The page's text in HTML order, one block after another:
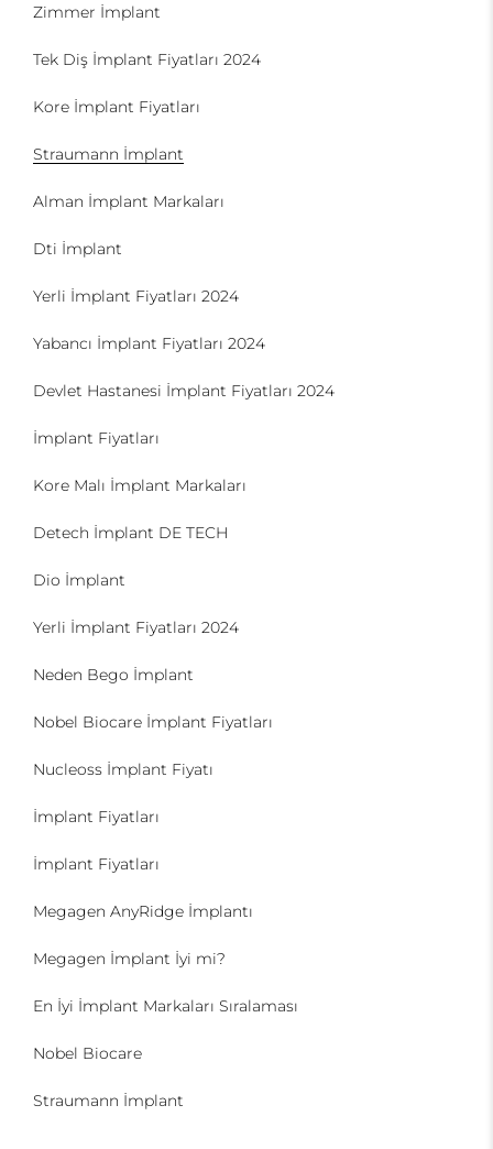
Zimmer İmplant
Tek Diş İmplant Fiyatları 2024
Kore İmplant Fiyatları
Straumann İmplant
Alman İmplant Markaları
Dti İmplant
Yerli İmplant Fiyatları 2024
Yabancı İmplant Fiyatları 2024
Devlet Hastanesi İmplant Fiyatları 2024
İmplant Fiyatları
Kore Malı İmplant Markaları
Detech İmplant DE TECH
Dio İmplant
Yerli İmplant Fiyatları 2024
Neden Bego İmplant
Nobel Biocare İmplant Fiyatları
Nucleoss İmplant Fiyatı
İmplant Fiyatları
İmplant Fiyatları
Megagen AnyRidge İmplantı
Megagen İmplant İyi mi?
En İyi İmplant Markaları Sıralaması
Nobel Biocare
Straumann İmplant